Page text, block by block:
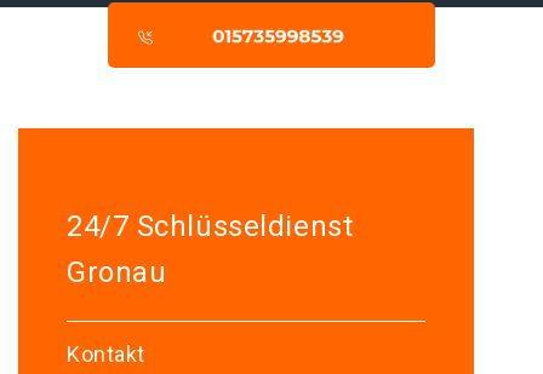
24/7 Schlüsseldienst
Gronau
Kontakt